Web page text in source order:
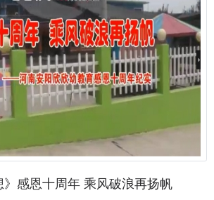
感恩十周年 乘风破浪再扬帆